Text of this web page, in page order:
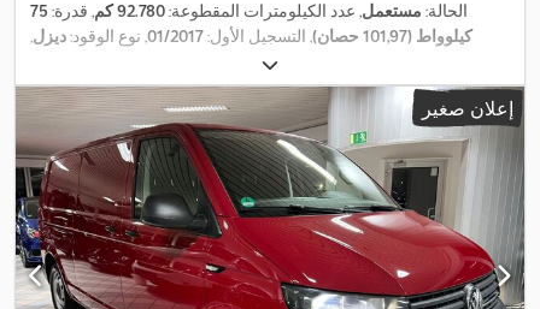
الحالة: مستعمل, عدد الكيلومترات المقطوعة:92.780 كم , قدرة: 75
كيلوواط (101,97 حصان)
, التسجيل الأول:01/2017 , نوع الوقود:ديزل
, قاعدة العجلات:
(TÜV):06/2027 , لون:أخضر, كابينة السائق:آخر, فئة الانبعاثات:يورو 6 ,
عدد المقاعد:
, حجم مساحة التحميل:4,3 م³
, طول مساحة التحميل:
1.910 مم
, عرض مساحة التحميل:1.630 مم
, ارتفاع مساحة التحميل:
1.380 مم
, ارتفاع البناء:1.990 مم , العرض التشغيلي:1.904 مم
, معدات:
باب منزلق, برنامج الثبات الإلكتروني (ESP), تكييف الهواء, قفل مركزي,
كمبيوتر على متن المركبة, مرشح السخام, نظام التحكم في الجر, نظام
الفرامل المانعة للانغلاق (ABS), نظام الملاحة, نظام منع التشغيل, وسادة
هوائية, وصلات المقطورة,
إعلان صغير